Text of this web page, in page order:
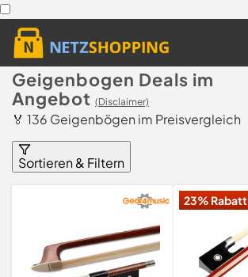
Geigenbogen Deals im
Angebot (Disclaimer)
🏅 136 Geigenbögen im Preisvergleich
Sortieren & Filtern
23% Rabatt